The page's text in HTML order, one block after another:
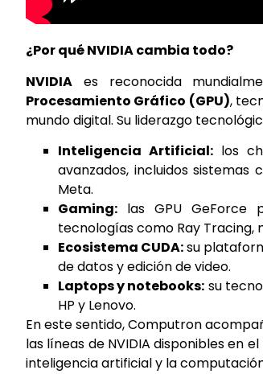
¿Por qué NVIDIA cambia todo?
NVIDIA es reconocida
Procesamiento Gráfico (GPU),
mundo digital. Su liderazgo
Inteligencia Artificial:los
avanzados, incluidos
Meta.
Gaming: las GPU GeForce
tecnologías como Ray Tracing,
Ecosistema CUDA:su
de datos y edición de video.
Laptops y notebooks: su
HP y Lenovo.
En este sentido, Computron
las líneas de NVIDIA disponibles en
inteligencia artificial y la